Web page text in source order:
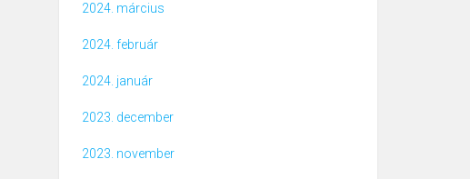
2024. március
2024. február
2024. január
2023. december
2023. november